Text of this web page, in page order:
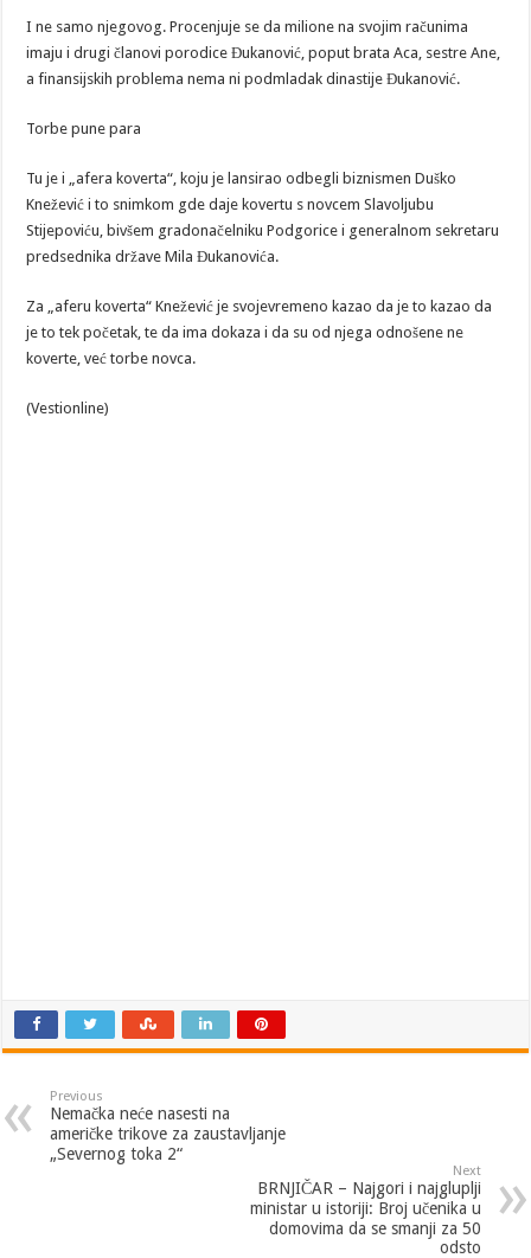
I ne samo njegovog. Procenjuje se da milione na svojim računima
imaju i drugi članovi porodice Đukanović, poput brata Aca, sestre Ane,
a finansijskih problema nema ni podmladak dinastije Đukanović.
Torbe pune para
Tu je i „afera koverta“, koju je lansirao odbegli biznismen Duško
Knežević i to snimkom gde daje kovertu s novcem Slavoljubu
Stijepoviću, bivšem gradonačelniku Podgorice i generalnom sekretaru
predsednika države Mila Đukanovića.
Za „aferu koverta“ Knežević je svojevremeno kazao da je to kazao da
je to tek početak, te da ima dokaza i da su od njega odnošene ne
koverte, već torbe novca.
(Vestionline)
Previous
Nemačka neće nasesti na
američke trikove za zaustavljanje
„Severnog toka 2“
Next
BRNJIČAR – Najgori i najgluplji
ministar u istoriji: Broj učenika u
domovima da se smanji za 50
odsto